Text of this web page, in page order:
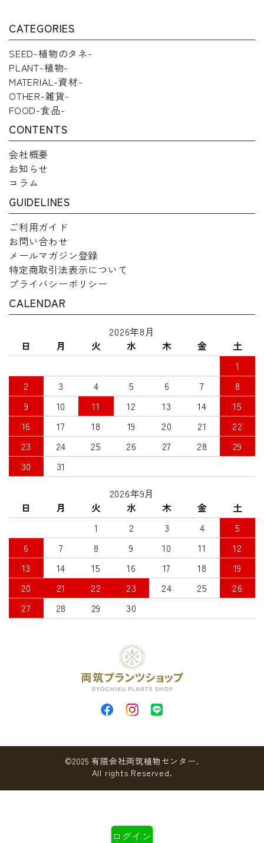
CATEGORIES
SEED-植物のタネ-
PLANT-植物-
MATERIAL-資材-
OTHER-雑貨-
FOOD-食品-
CONTENTS
会社概要
お知らせ
コラム
GUIDELINES
ご利用ガイド
お問い合わせ
メールマガジン登録
特定商取引法表示について
プライバシーポリシー
CALENDAR
2026年8月
日
月 火 水 木 金
土
1
2
3 4 5 6 7
8
9
10 11 12 13 14
15
16
17 18 19 20 21
22
23
24 25 26 27 28
29
30
31
2026年9月
日
月 火 水 木 金
土
1
2 3 4
5
6
7 8 9 10 11
12
13
14 15 16 17 18
19
20
21 22 23 24 25
26
27
28 29 30
©2025 有限会社両筑植物センター.
All rights Reserved.
ログイン